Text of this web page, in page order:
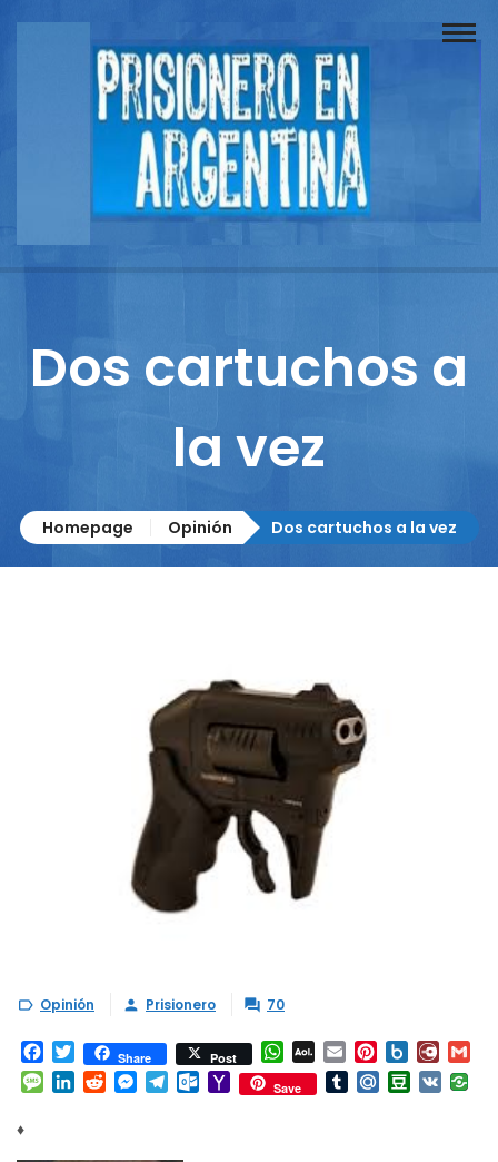
Buscador
Documentos
Reportajes
Dos cartuchos a
la vez
Homepage Opinión Dos cartuchos a la vez
 Opinión  Prisionero  70
Facebook
TwitterShare Post WhatsApp
AOL
Mail
Email Pinterest
Box.net
Message
LinkedIn
RedditMessenger
Telegram
Outlook.com
Yahoo
Mail
Save TumblrMail.RuDouban
VK
♦